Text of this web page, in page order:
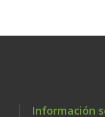
Información